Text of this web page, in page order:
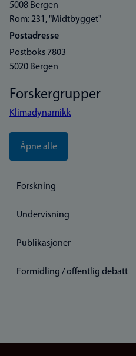
5008 Bergen
Rom: 231, "Midtbygget"
Postadresse
Postboks 7803
5020 Bergen
Forskergrupper
Klimadynamikk
Åpne alle
Forskning
Undervisning
Publikasjoner
Formidling / offentlig debatt